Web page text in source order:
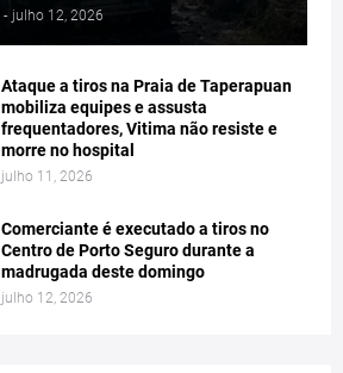
- julho 12, 2026
Ataque a tiros na Praia de Taperapuan
mobiliza equipes e assusta
frequentadores, Vitima não resiste e
morre no hospital
julho 11, 2026
Comerciante é executado a tiros no
Centro de Porto Seguro durante a
madrugada deste domingo
julho 12, 2026